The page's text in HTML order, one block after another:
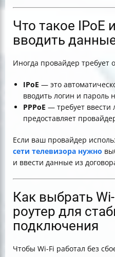
Что такое IPoE
вводить
Иногда провайдер требует
IPoE — это
вводить логин и пароль
PPPoE — требует ввести
предоставляет
Если ваш провайдер
сети телевизора нужно
и ввести данные из
Как выбрать
роутер для
подключения
Чтобы Wi-Fi работал без